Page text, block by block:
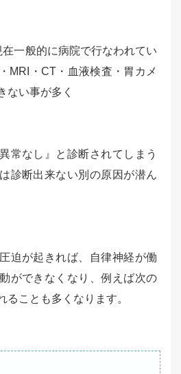
一般的に病院で行なわれてい
MRI・CT・血液検査・胃カメ
ない事が多く
常なし』と診断されてしまう
診断出来ない別の原因が潜ん
迫が起きれば、自律神経が働
ができなくなり、例えば次の
ることも多くなります。